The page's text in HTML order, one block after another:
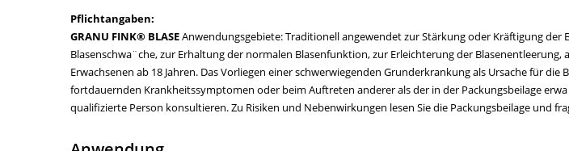
Pflichtangaben:
GRANU FINK® BLASEAnwendungsgebiete: Traditionell angewendet zur Stärkung oder Kräftigung
Blasenschwa¨che, zur Erhaltung der normalen Blasenfunktion, zur Erleichterung der
Erwachsenen ab 18 Jahren. Das Vorliegen einer schwerwiegenden Grunderkrankung als Ursache für
fortdauernden Krankheitssymptomen oder beim Auftreten anderer als der in der Packungsbeilage
qualifizierte Person konsultieren. Zu Risiken und Nebenwirkungen lesen Sie die Packungsbeilage und